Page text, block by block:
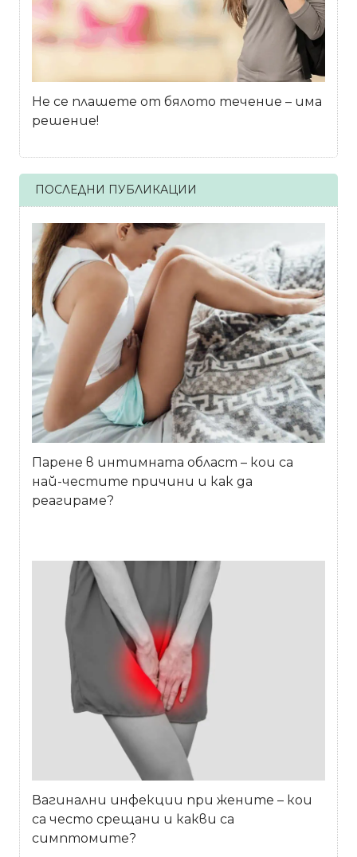
Не се плашете от бялото течение – има
решение!
ПОСЛЕДНИ ПУБЛИКАЦИИ
Парене в интимната област – кои са
най-честите причини и как да
реагираме?
Вагинални инфекции при жените – кои
са често срещани и какви са
симптомите?